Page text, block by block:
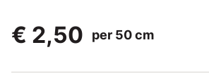
€ 2,50
per 50 cm